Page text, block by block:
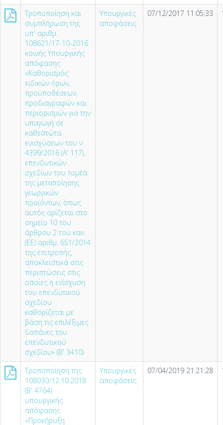
Τροποποίηση και
συμπλήρωση της
υπ' αριθμ.
108621/17-10-2016
κοινής Υπουργικής
απόφασης
«Καθορισμός
ειδικών όρων,
προϋποθέσεων,
προδιαγραφών και
περιορισμών για την
υπαγωγή σε
καθεστώτα
ενισχύσεων του ν.
4399/2016 (Α' 117),
επενδυτικών
σχεδίων του τομέα
της μεταποίησης
γεωργικών
προϊόντων, όπως
αυτός ορίζεται στο
σημείο 10 του
άρθρου 2 του καν.
(ΕΕ) αριθμ. 651/2014
της επιτροπής,
αποκλειστικά στις
περιπτώσεις στις
οποίες η ενίσχυση
του επενδυτικού
σχεδίου
καθορίζεται με
βάση τις επιλέξιμες
δαπάνες του
επενδυτικού
σχεδίου» (Β' 3410)
Υπουργικές
αποφάσεις
07/12/2017 11:05:33
Τροποποίηση της
108030/12.10.2018
(Β' 4764)
υπουργικής
απόφασης
«Προκήρυξη
Υπουργικές
αποφάσεις
07/04/2019 21:21:28